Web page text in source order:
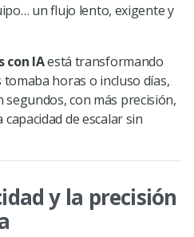
un flujo lento, exigente y
con IAestá transformando
horas o incluso días,
con más precisión,
de escalar sin
y la precisión